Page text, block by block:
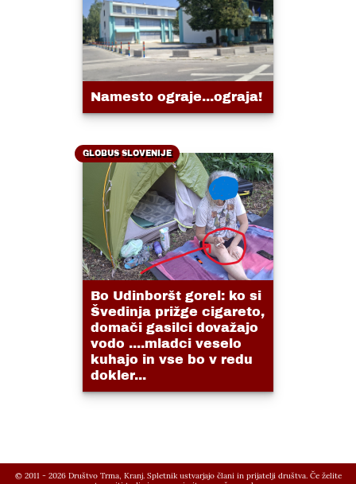
Namesto ograje...ograja!
GLOBUS SLOVENIJE
Bo Udinboršt gorel: ko si
Švedinja prižge cigareto,
domači gasilci dovažajo
vodo ....mladci veselo
kuhajo in vse bo v redu
dokler...
© 2011 - 2026 Društvo Trma, Kranj. Spletnik ustvarjajo člani in prijatelji društva. Če želite